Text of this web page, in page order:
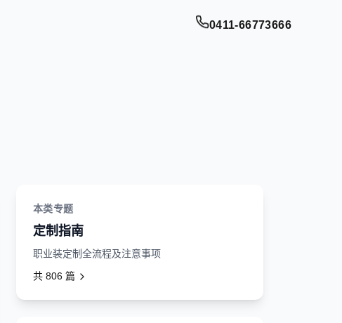
0411-66773666
本类专题
定制指南
职业装定制全流程及注意事项
共 806 篇